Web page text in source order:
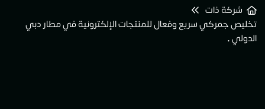
شركة ذات
تخليص جمركي سريع وفعال للمنتجات الإلكترونية في مطار دبي
الدولي •